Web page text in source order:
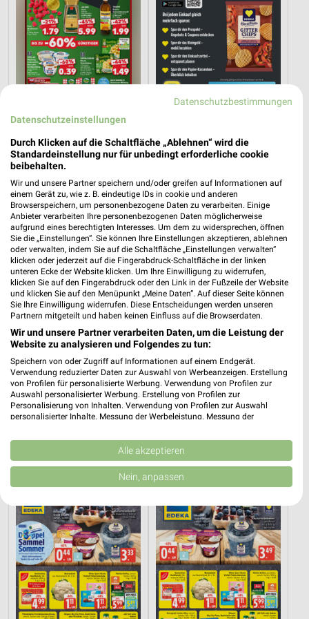
5,9 km
Mo-Mi Angebote ab 10.08. Angebote ab 10.08.
Globus
12,3 km
Gültig ab Mo. 10.08.
REWE
1,1 km
Gültig ab Mo. 10.08.
EDEKA EDEKA
Datenschutzbestimmungen
Datenschutzeinstellungen
Durch Klicken auf die Schaltfläche „Ablehnen“ wird die
Standardeinstellung nur für unbedingt erforderliche cookie
beibehalten.
Wir und unsere Partner speichern und/oder greifen auf Informationen auf
einem Gerät zu, wie z. B. eindeutige IDs in cookie und anderen
Browserspeichern, um personenbezogene Daten zu verarbeiten. Einige
Anbieter verarbeiten Ihre personenbezogenen Daten möglicherweise
aufgrund eines berechtigten Interesses. Um dem zu widersprechen, öffnen
Sie die „Einstellungen“. Sie können Ihre Einstellungen akzeptieren, ablehnen
oder verwalten, indem Sie auf die Schaltfläche „Einstellungen verwalten“
klicken oder jederzeit auf die Fingerabdruck-Schaltfläche in der linken
unteren Ecke der Website klicken. Um Ihre Einwilligung zu widerrufen,
klicken Sie auf den Fingerabdruck oder den Link in der Fußzeile der Website
und klicken Sie auf den Menüpunkt „Meine Daten“. Auf dieser Seite können
Sie Ihre Einwilligung widerrufen. Diese Entscheidungen werden unseren
Partnern mitgeteilt und haben keinen Einfluss auf die Browserdaten.
Wir und unsere Partner verarbeiten Daten, um die Leistung der
Website zu analysieren und Folgendes zu tun:
Speichern von oder Zugriff auf Informationen auf einem Endgerät.
Verwendung reduzierter Daten zur Auswahl von Werbeanzeigen. Erstellung
von Profilen für personalisierte Werbung. Verwendung von Profilen zur
Auswahl personalisierter Werbung. Erstellung von Profilen zur
Personalisierung von Inhalten. Verwendung von Profilen zur Auswahl
personalisierter Inhalte. Messung der Werbeleistung. Messung der
Kombinationen von Daten aus verschiedenen Quellen. Entwicklung und
Verbesserung der Angebote. Verwendung reduzierter Daten zur Auswahl
von Inhalten.
Daten können außerhalb der Europäischen Union weitergegeben und in die
USA gesendet werden.
Website/App.
Partnerliste anzeigen (1 IAB-Anbieter)
Wir nutzen Ihre Daten für folgende Zwecke:
IAB-Verarbeitungszwecke:
Speichern von oder Zugriff auf Informationen
auf einem Endgerät
Alle akzeptieren
Nein, anpassen